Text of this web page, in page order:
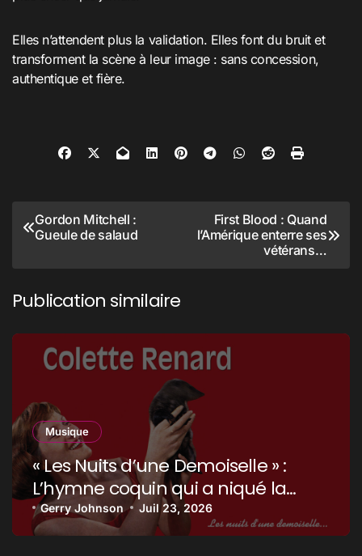
Elles n’attendent plus la validation. Elles font du bruit et
transforment la scène à leur image : sans concession,
authentique et fière.
Navigation
de
Gordon Mitchell :
Gueule de salaud
First Blood : Quand
l’Amérique enterre ses
vétérans…
Publication similaire
Musique
« Les Nuits d’une Demoiselle » :
L’hymne coquin qui a niqué la
censure !
Gerry Johnson Juil 23, 2026